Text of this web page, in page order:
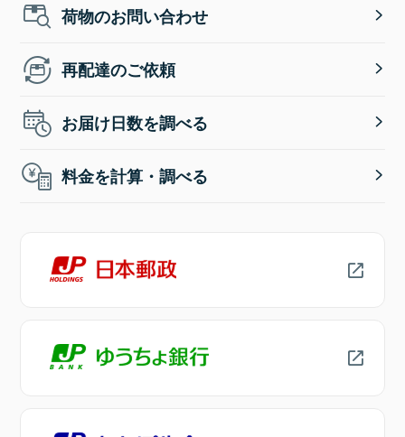
荷物のお問い合わせ
再配達のご依頼
お届け日数を調べる
料金を計算・調べる